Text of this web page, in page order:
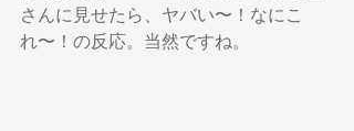
さんに見せたら、ヤバい〜！なにこ
れ〜！の反応。当然ですね。